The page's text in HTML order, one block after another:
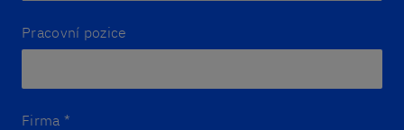
Pracovní pozice
Firma *